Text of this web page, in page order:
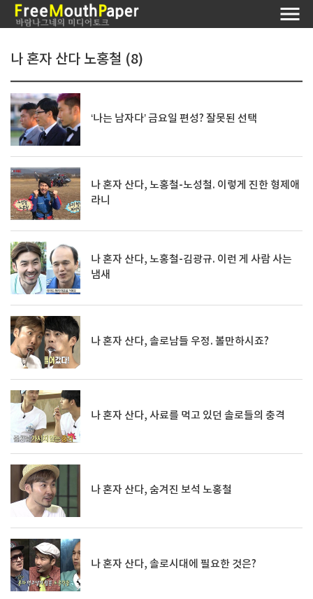
나 혼자 산다 노홍철 (8)
‘나는 남자다’ 금요일 편성? 잘못된 선택
나 혼자 산다, 노홍철-노성철. 이렇게 진한 형제애
라니
나 혼자 산다, 노홍철-김광규. 이런 게 사람 사는
냄새
나 혼자 산다, 솔로남들 우정. 볼만하시죠?
나 혼자 산다, 사료를 먹고 있던 솔로들의 충격
나 혼자 산다, 숨겨진 보석 노홍철
나 혼자 산다, 솔로시대에 필요한 것은?